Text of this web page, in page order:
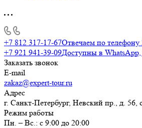
+7 812 317-17-67Отвечаем по телефону
+7 921 941-39-09Доступны в
Заказать звонок
E-mail
zakaz@expert-tour.ru
Адрес
г. Санкт-Петербург, Невский пр., д. 56,
Режим работы
Пн. – Вс.: с 9:00 до 20:00